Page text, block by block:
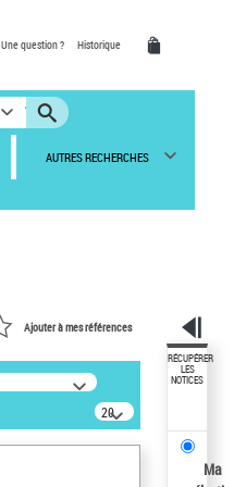
Une question ? Historique
AUTRES RECHERCHES
Ajouter à mes références
20
résultats/page
RÉCUPÉRER
LES
NOTICES
Ma